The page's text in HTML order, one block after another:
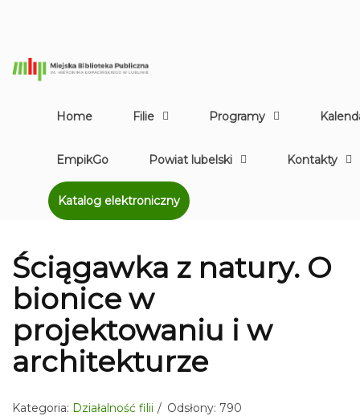
Home Filie Programy
EmpikGo Powiat lubelski Kontakty
Katalog elektroniczny
Ściągawka z natury. O
bionice w
projektowaniu i w
architekturze
Kategoria: Działalność filii Odsłony: 790